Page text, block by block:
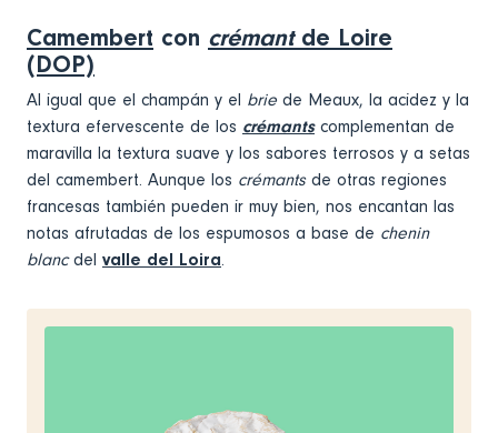
Camembert con crémantde Loire
(DOP)
Al igual que el champán y el brie de Meaux, la acidez y la
textura efervescente de los crémantscomplementan de
maravilla la textura suave y los sabores terrosos y a setas
del camembert. Aunque los crémantsde otras regiones
francesas también pueden ir muy bien, nos encantan las
notas afrutadas de los espumosos a base de chenin
blancdel valle del Loira.